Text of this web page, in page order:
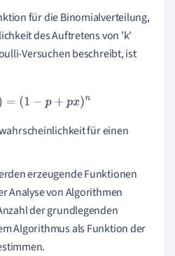
für die Binomialverteilung,
des Auftretens von 'k'
Versuchen beschreibt, ist
(x) =(1 −p +px)n
für einen
erzeugende Funktionen
Analyse von Algorithmen
der grundlegenden
Algorithmus als Funktion der